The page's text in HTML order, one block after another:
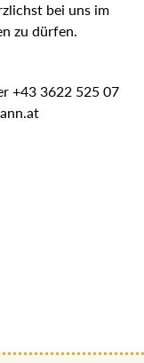
bei uns im
zu dürfen.
+43 3622 525 07